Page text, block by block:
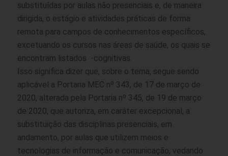
substituídas por aulas não presenciais e, de maneira
dirigida, o estágio e atividades práticas de forma
remota para campos de conhecimentos específicos,
excetuando os cursos nas áreas de saúde, os quais se
encontram listados -cognitivas.
Isso significa dizer que, sobre o tema, segue sendo
aplicável a Portaria MEC nº 343, de 17 de março de
2020, alterada pela Portaria nº 345, de 19 de março
de 2020, que autoriza, em caráter excepcional, a
substituição das disciplinas presenciais, em
andamento, por aulas que utilizem meios e
tecnologias de informação e comunicação, vedando